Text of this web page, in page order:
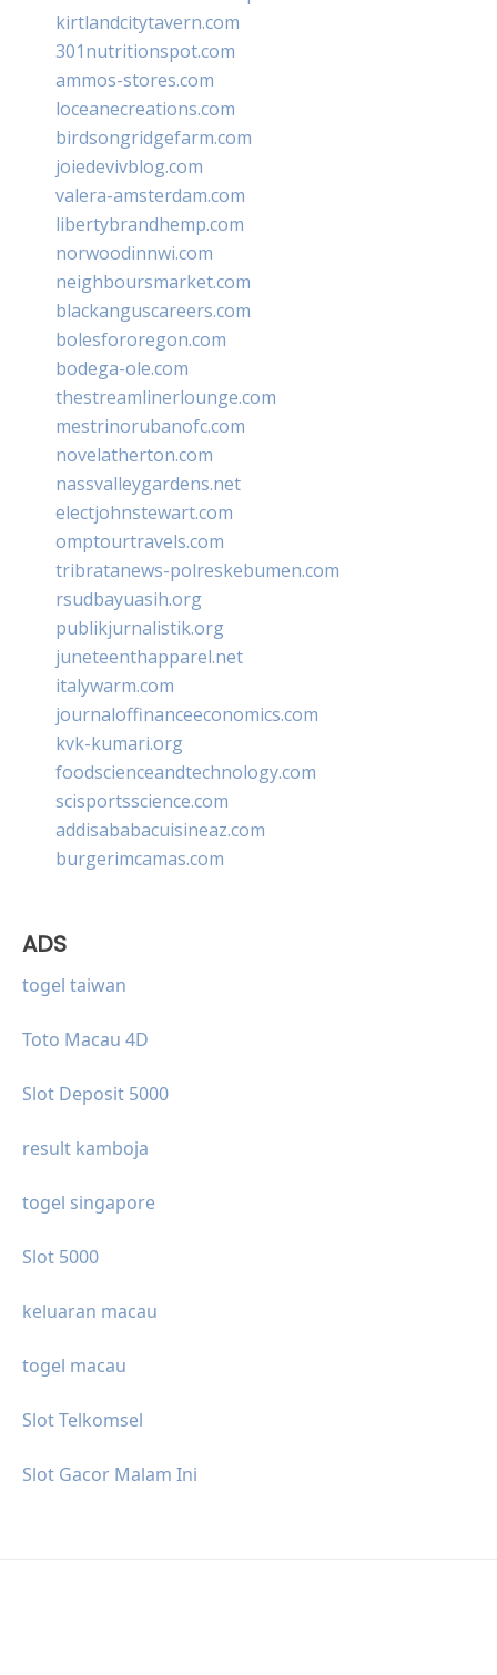
kirtlandcitytavern.com
301nutritionspot.com
ammos-stores.com
loceanecreations.com
birdsongridgefarm.com
joiedevivblog.com
valera-amsterdam.com
libertybrandhemp.com
norwoodinnwi.com
neighboursmarket.com
blackanguscareers.com
bolesfororegon.com
bodega-ole.com
thestreamlinerlounge.com
mestrinorubanofc.com
novelatherton.com
nassvalleygardens.net
electjohnstewart.com
omptourtravels.com
tribratanews-polreskebumen.com
rsudbayuasih.org
publikjurnalistik.org
juneteenthapparel.net
italywarm.com
journaloffinanceeconomics.com
kvk-kumari.org
foodscienceandtechnology.com
scisportsscience.com
addisababacuisineaz.com
burgerimcamas.com
ADS
togel taiwan
Toto Macau 4D
Slot Deposit 5000
result kamboja
togel singapore
Slot 5000
keluaran macau
togel macau
Slot Telkomsel
Slot Gacor Malam Ini